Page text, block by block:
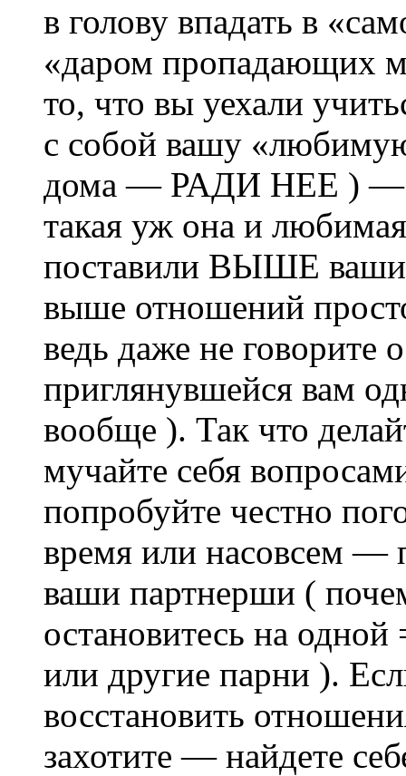
в голову впадать в
«даром пропадающих
то, что вы уехали
с собой вашу
дома — РАДИ НЕЕ ) —
такая уж она и
поставили ВЫШЕ
выше отношений
ведь даже не
приглянувшейся вам
вообще ). Так что
мучайте себя
попробуйте честно
время или насовсем —
ваши партнерши (
остановитесь на
или другие парни ).
восстановить
захотите — найдете